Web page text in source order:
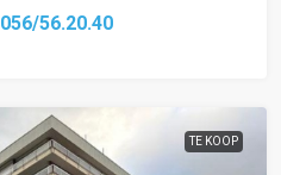
056/56.20.40
TE KOOP